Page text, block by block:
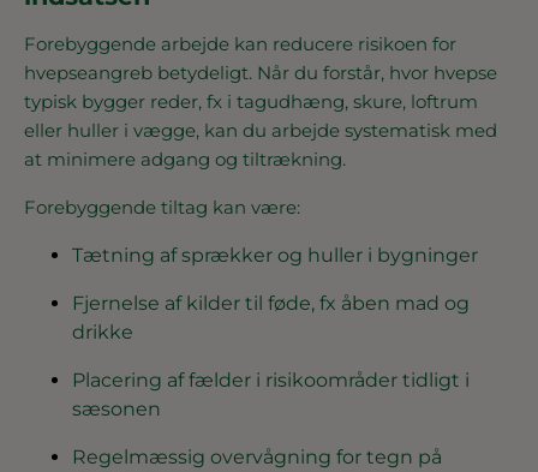
Forebyggende arbejde kan reducere risikoen for
hvepseangreb betydeligt. Når du forstår, hvor hvepse
typisk bygger reder, fx i tagudhæng, skure, loftrum
eller huller i vægge, kan du arbejde systematisk med
at minimere adgang og tiltrækning.
Forebyggende tiltag kan være:
Tætning af sprækker og huller i bygninger
Fjernelse af kilder til føde, fx åben mad og
drikke
Placering af fælder i risikoområder tidligt i
sæsonen
Regelmæssig overvågning for tegn på